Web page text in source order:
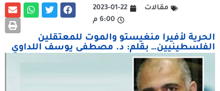
مقالات
2023-01-22
6:00 م
الحرية لأفيرا منغيستو والموت للمعتقلين
الفلسطينيين… بقلم: د. مصطفى يوسف اللداوي